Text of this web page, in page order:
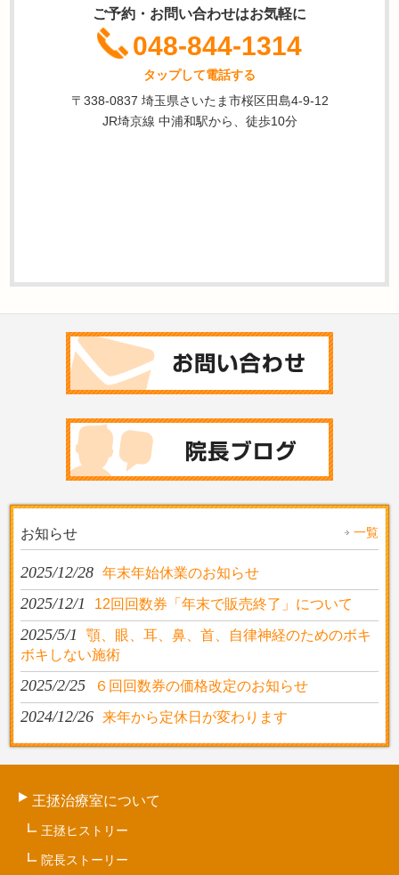
ご予約・お問い合わせはお気軽に
048-844-1314
タップして電話する
〒338-0837 埼玉県さいたま市桜区田島4-9-12
JR埼京線 中浦和駅から、徒歩10分
お知らせ 一覧
2025/12/28 年末年始休業のお知らせ
2025/12/1 12回回数券「年末で販売終了」について
2025/5/1
顎、眼、耳、鼻、首、自律神経のためのボキ
ボキしない施術
2025/2/25 ６回回数券の価格改定のお知らせ
2024/12/26 来年から定休日が変わります
王拯治療室について
王拯ヒストリー
院長ストーリー